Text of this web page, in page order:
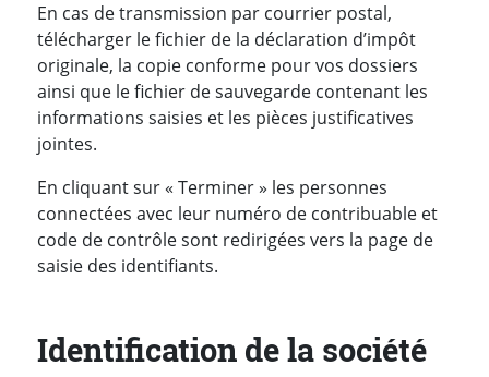
En cas de transmission par courrier postal,
télécharger le fichier de la déclaration d’impôt
originale, la copie conforme pour vos dossiers
ainsi que le fichier de sauvegarde contenant les
informations saisies et les pièces justificatives
jointes.
En cliquant sur « Terminer » les personnes
connectées avec leur numéro de contribuable et
code de contrôle sont redirigées vers la page de
saisie des identifiants.
Identification de la société